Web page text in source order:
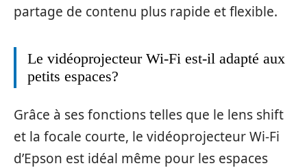
partage de contenu plus rapide et flexible.
Le vidéoprojecteur Wi-Fi est-il adapté aux
petits espaces?
Grâce à ses fonctions telles que le lens shift
et la focale courte, le vidéoprojecteur Wi-Fi
d’Epson est idéal même pour les espaces